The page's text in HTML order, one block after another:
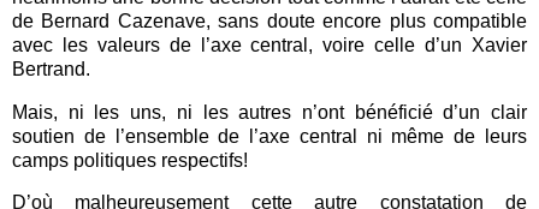
de Bernard Cazenave, sans doute encore plus compatible
avec les valeurs de l’axe central, voire celle d’un Xavier
Bertrand.
Mais, ni les uns, ni les autres n’ont bénéficié d’un clair
soutien de l’ensemble de l’axe central ni même de leurs
camps politiques respectifs!
D’où malheureusement cette autre constatation de